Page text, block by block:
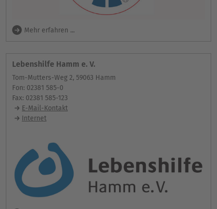
Mehr erfahren ...
Lebenshilfe Hamm e. V.
Tom-Mutters-Weg 2, 59063 Hamm
Fon: 02381 585-0
Fax: 02381 585-123
E-Mail-Kontakt
Internet